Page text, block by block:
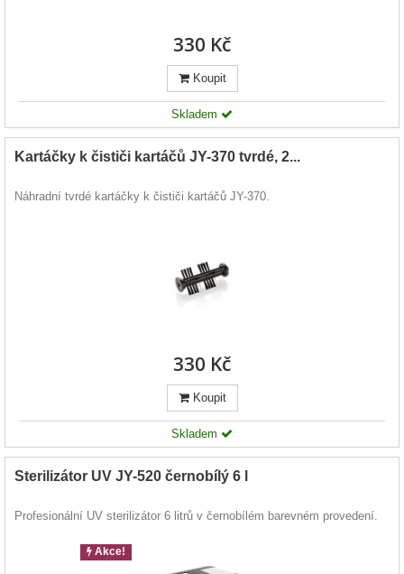
330 Kč
Koupit
Skladem
Kartáčky k čističi kartáčů JY-370 tvrdé, 2...
Náhradní tvrdé kartáčky k čističi kartáčů JY-370.
330 Kč
Koupit
Skladem
Sterilizátor UV JY-520 černobílý 6 l
Profesionální UV sterilizátor 6 litrů v černobílém barevném provedení.
Akce!